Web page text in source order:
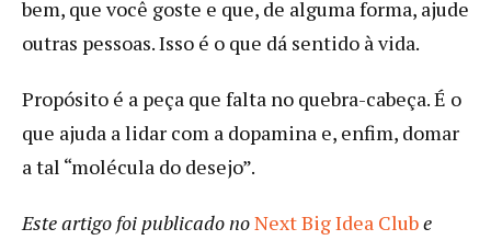
bem, que você goste e que, de alguma forma, ajude
outras pessoas. Isso é o que dá sentido à vida.
Propósito é a peça que falta no quebra-cabeça. É o
que ajuda a lidar com a dopamina e, enfim, domar
a tal “molécula do desejo”.
Este artigo foi publicado noNext Big Idea Clube